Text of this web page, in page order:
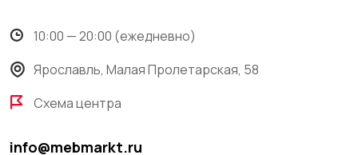
10:00 — 20:00 (ежедневно)
Ярославль, Малая Пролетарская, 58
Схема центра
info@mebmarkt.ru